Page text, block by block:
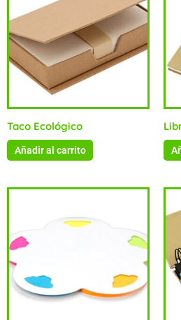
Taco Ecológico
Añadir al carrito